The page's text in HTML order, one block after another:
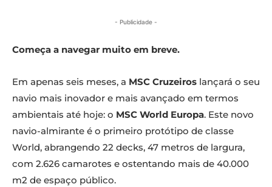
- Publicidade -
Começa a navegar muito em breve.
Em apenas seis meses, a MSC Cruzeiros lançará o seu
navio mais inovador e mais avançado em termos
ambientais até hoje: o MSC World Europa. Este novo
navio-almirante é o primeiro protótipo de classe
World, abrangendo 22 decks, 47 metros de largura,
com 2.626 camarotes e ostentando mais de 40.000
m2 de espaço público.